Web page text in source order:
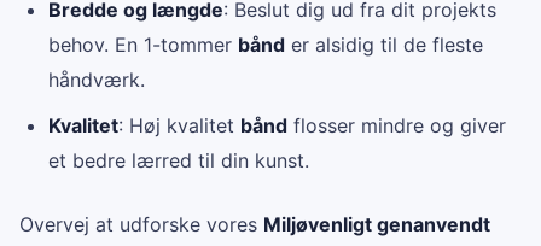
Bredde og længde: Beslut dig ud fra dit projekts
behov. En 1-tommer bånd er alsidig til de fleste
håndværk.
Kvalitet: Høj kvalitet bånd flosser mindre og giver
et bedre lærred til din kunst.
Overvej at udforske vores Miljøvenligt genanvendt